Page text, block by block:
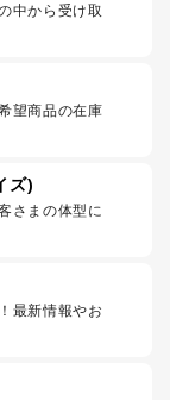
中から受け取
望商品の在庫
ズ)
さまの体型に
最新情報やお